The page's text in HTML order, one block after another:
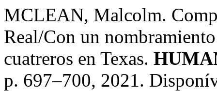
MCLEAN, Malcolm.
Real/Con un
cuatreros en Texas.
p. 697–700, 2021.